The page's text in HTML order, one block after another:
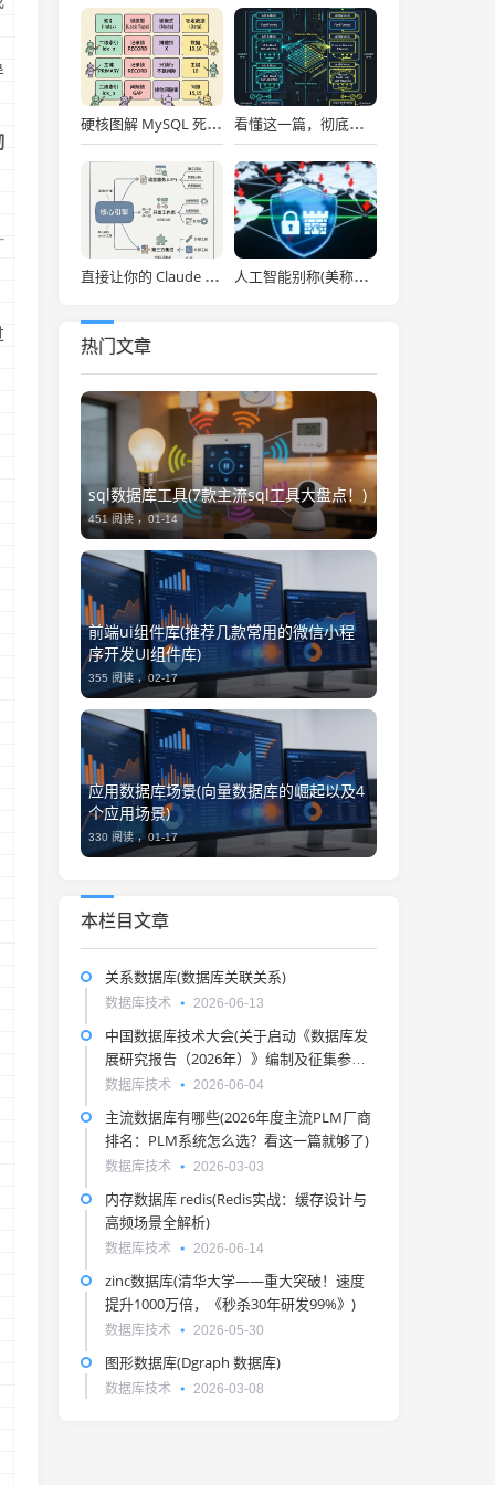
硬核图解 MySQL 死锁：为什么两个看似不冲突的 Update 和 Insert 会掐死对方？ 看懂这一篇，彻底通关大模型底层！图解 Transformer 核心架构与自注意力机制！
直接让你的 Claude Code 效率拉满，Anthropic 官方神级插件开源了！ 人工智能别称(美称中国一人工智能企业违反美出口管制 外交部：中方已多次表明原则立场)
热门文章
sql数据库工具(7款主流sql工具大盘点！)
451 阅读 ，01-14
前端ui组件库(推荐几款常用的微信小程
序开发UI组件库)
355 阅读 ，02-17
应用数据库场景(向量数据库的崛起以及4
个应用场景)
330 阅读 ，01-17
本栏目文章
关系数据库(数据库关联关系)
数据库技术 2026-06-13
中国数据库技术大会(关于启动《数据库发
展研究报告（2026年）》编制及征集参编
单位的通知)
数据库技术 2026-06-04
主流数据库有哪些(2026年度主流PLM厂商
排名：PLM系统怎么选？看这一篇就够了)
数据库技术 2026-03-03
内存数据库 redis(Redis实战：缓存设计与
高频场景全解析)
数据库技术 2026-06-14
zinc数据库(清华大学——重大突破！速度
提升1000万倍，《秒杀30年研发99%》)
数据库技术 2026-05-30
图形数据库(Dgraph 数据库)
数据库技术 2026-03-08